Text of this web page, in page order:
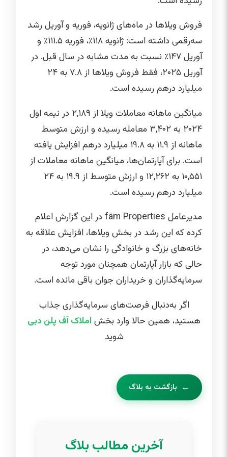
فروش ویلاها در ماه‌های ژانویه، فوریه و آوریل رشد
سه‌رقمی داشته است: ژانویه ۱۱۸٪، فوریه ۱۱۱.۵٪ و
آوریل ۱۴۷٪ نسبت به مدت مشابه در سال قبل. در
آوریل ۲۰۲۵، فقط فروش ویلاها از ۷.۸ به ۲۴
میلیارد درهم رسیده است.
میانگین ماهانه معاملات ویلا از ۲,۱۸۹ در نیمه اول
۲۰۲۴ به ۳,۴۰۲ معامله رسیده و ارزش متوسط
ماهانه از ۱۱.۹ به ۱۹.۸ میلیارد درهم افزایش یافته
است. برای آپارتمان‌ها، میانگین ماهانه معاملات از
۱۰,۵۵۱ به ۱۲,۲۶۲ و ارزش متوسط از ۱۹.۹ به ۲۴
میلیارد درهم رسیده است.
مدیرعامل fäm Properties در این گزارش اعلام
کرده که این رشد در بخش ویلاها، افزایش علاقه به
خانه‌های بزرگ و خانوادگی را نشان می‌دهد، در
حالی که بازار آپارتمان همچنان مورد توجه
سرمایه‌گذاران و خریداران جوان باقی مانده است.
اگر به‌دنبال فرصت‌های سرمایه‌گذاری جذاب
هستید، همین حالا وارد بخش املاک آف پلن دبی
شوید
بازگشت به بلاگ
آخرین مطالب بلاگ